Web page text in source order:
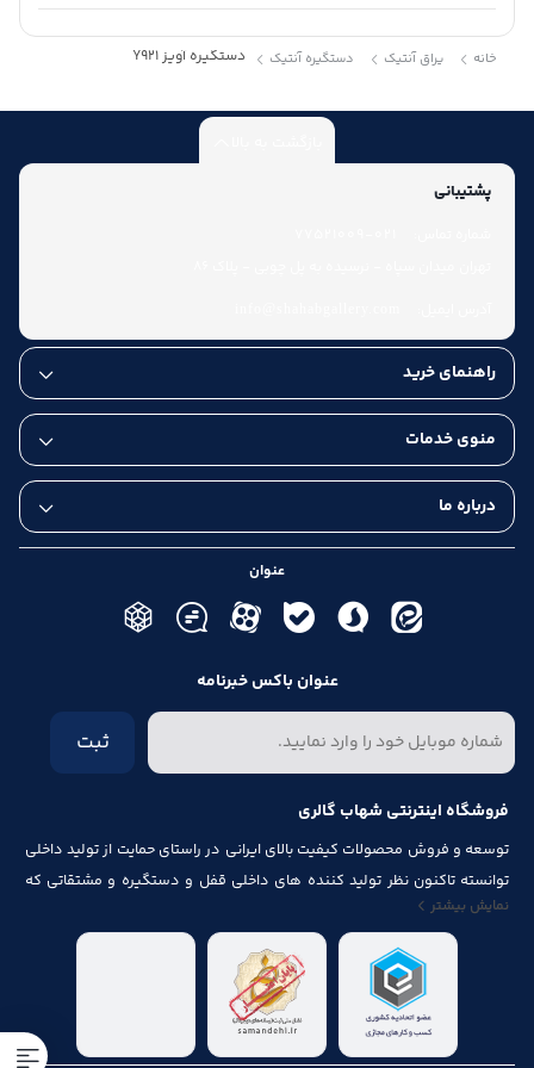
خانه یراق آنتیک دستگیره آنتیک دستگیره آویز Y921
پشتیبانی
راهنمای خرید
منوی خدمات
درباره ما
عنوان
عنوان باکس خبرنامه
ثبت
فروشگاه اینترنتی شهاب گالری
توسعه و فروش محصولات کیفیت بالای ایرانی در راستای حمایت از تولید داخلی
توانسته تاکنون نظر تولید کننده های داخلی قفل و دستگیره و مشتقاتی که
مرتبط با درب و پنجره باشد از قبیل شماره پلاک، جک آرام بند ، فنر های در ، لولا ،
چرخ ، پیچ ، ریل ، پایه کابینت و لوازم آلات مصرف شده در کابینت را به خود جلب
نمایش بیشتر